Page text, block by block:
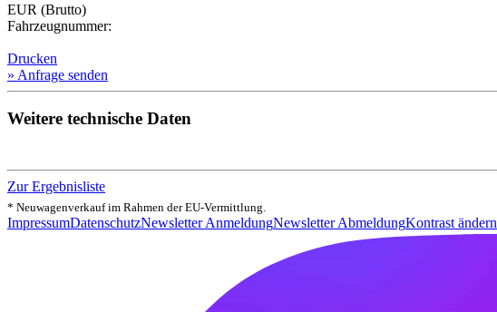
EUR (Brutto)
Fahrzeugnummer:
Drucken
» Anfrage senden
Weitere technische Daten
Zur Ergebnisliste
* Neuwagenverkauf im Rahmen der EU-Vermittlung.
ImpressumDatenschutzNewsletter AnmeldungNewsletter AbmeldungKontrast ändern